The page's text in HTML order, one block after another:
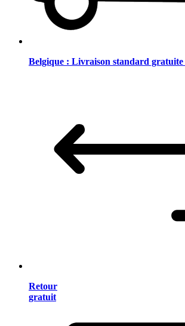
Belgique : Livraison standard gratuite
Retour
gratuit